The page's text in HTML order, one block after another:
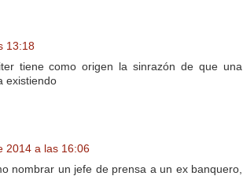
13:18
tiene como origen la sinrazón de que una
existiendo
2014 a las 16:06
nombrar un jefe de prensa a un ex banquero,